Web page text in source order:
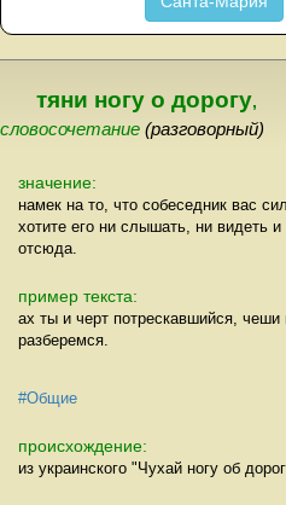
тяни ногу о дорогу,
словосочетание (разговорный)
значение:
намек на то, что собеседник вас
хотите его ни слышать, ни видеть
отсюда.
пример текста:
ах ты и черт потрескавшийся, чеши
разберемся.
#Общие
происхождение:
из украинского "Чухай ногу об